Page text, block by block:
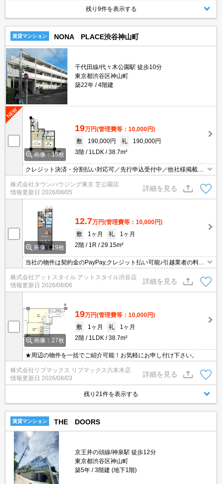
残り9件を表示する
賃貸マンション NONA PLACE渋谷神山町
千代田線/代々木公園駅 徒歩10分
東京都渋谷区神山町
築22年
4階建
画像：15枚
19万円(管理費等：10,000円)
敷
190,000円 礼
190,000円
3階
1LDK 38.7m²
クレジット決済・分割払い対応可／先行申込受付中／他社様掲載物
件もまとめてご案内可能／専任物件多数あり
株式会社タウンハウジング東京 芝公園店
情報更新日 2026/08/05
詳細を見る
画像：19枚
12.7万円(管理費等：10,000円)
敷
1ヶ月 礼
1ヶ月
2階
1R 29.15m²
当社の物件は契約金のPayPay,クレジット払い可能♪引越業者の料金
割引有☆家具家電のレンタル可能♪
株式会社アットスタイル アットスタイル渋谷店
情報更新日 2026/08/06
詳細を見る
画像：27枚
19万円(管理費等：10,000円)
敷
1ヶ月 礼
1ヶ月
2階
1LDK 38.7m²
★周辺の物件を一括でご紹介可能！お気軽にお申し付け下さい。
株式会社リブマックス リブマックス六本木店
情報更新日 2026/08/03
詳細を見る
残り21件を表示する
賃貸マンション THE DOORS
京王井の頭線/神泉駅 徒歩12分
東京都渋谷区神山町
築5年
3階建 (地下1階)